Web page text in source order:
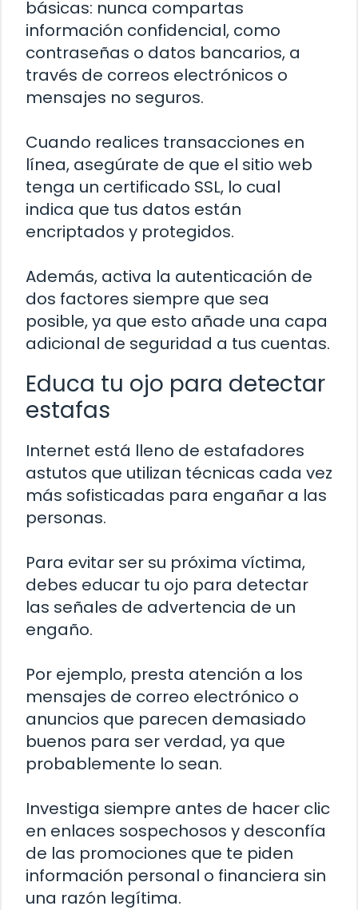
básicas: nunca compartas
información confidencial, como
contraseñas o datos bancarios, a
través de correos electrónicos o
mensajes no seguros.
Cuando realices transacciones en
línea, asegúrate de que el sitio web
tenga un certificado SSL, lo cual
indica que tus datos están
encriptados y protegidos.
Además, activa la autenticación de
dos factores siempre que sea
posible, ya que esto añade una capa
adicional de seguridad a tus cuentas.
Educa tu ojo para detectar
estafas
Internet está lleno de estafadores
astutos que utilizan técnicas cada vez
más sofisticadas para engañar a las
personas.
Para evitar ser su próxima víctima,
debes educar tu ojo para detectar
las señales de advertencia de un
engaño.
Por ejemplo, presta atención a los
mensajes de correo electrónico o
anuncios que parecen demasiado
buenos para ser verdad, ya que
probablemente lo sean.
Investiga siempre antes de hacer clic
en enlaces sospechosos y desconfía
de las promociones que te piden
información personal o financiera sin
una razón legítima.